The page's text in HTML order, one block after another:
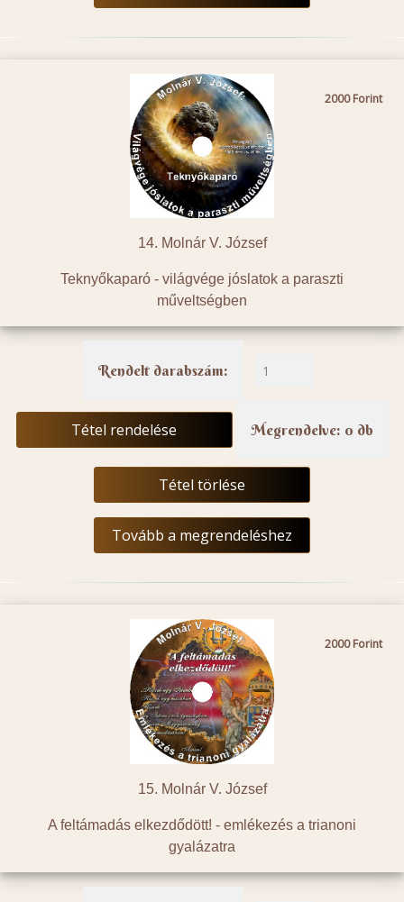
14. Molnár V. József
Teknyőkaparó - világvége jóslatok a paraszti
műveltségben
2000
Rendelt darabszám:
Tétel rendelése Megrendelve: 0 db
Tétel törlése
Tovább a megrendeléshez
15. Molnár V. József
A feltámadás elkezdődött! - emlékezés a trianoni
gyalázatra
2000